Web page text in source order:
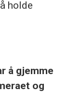
holde
å gjemme
og